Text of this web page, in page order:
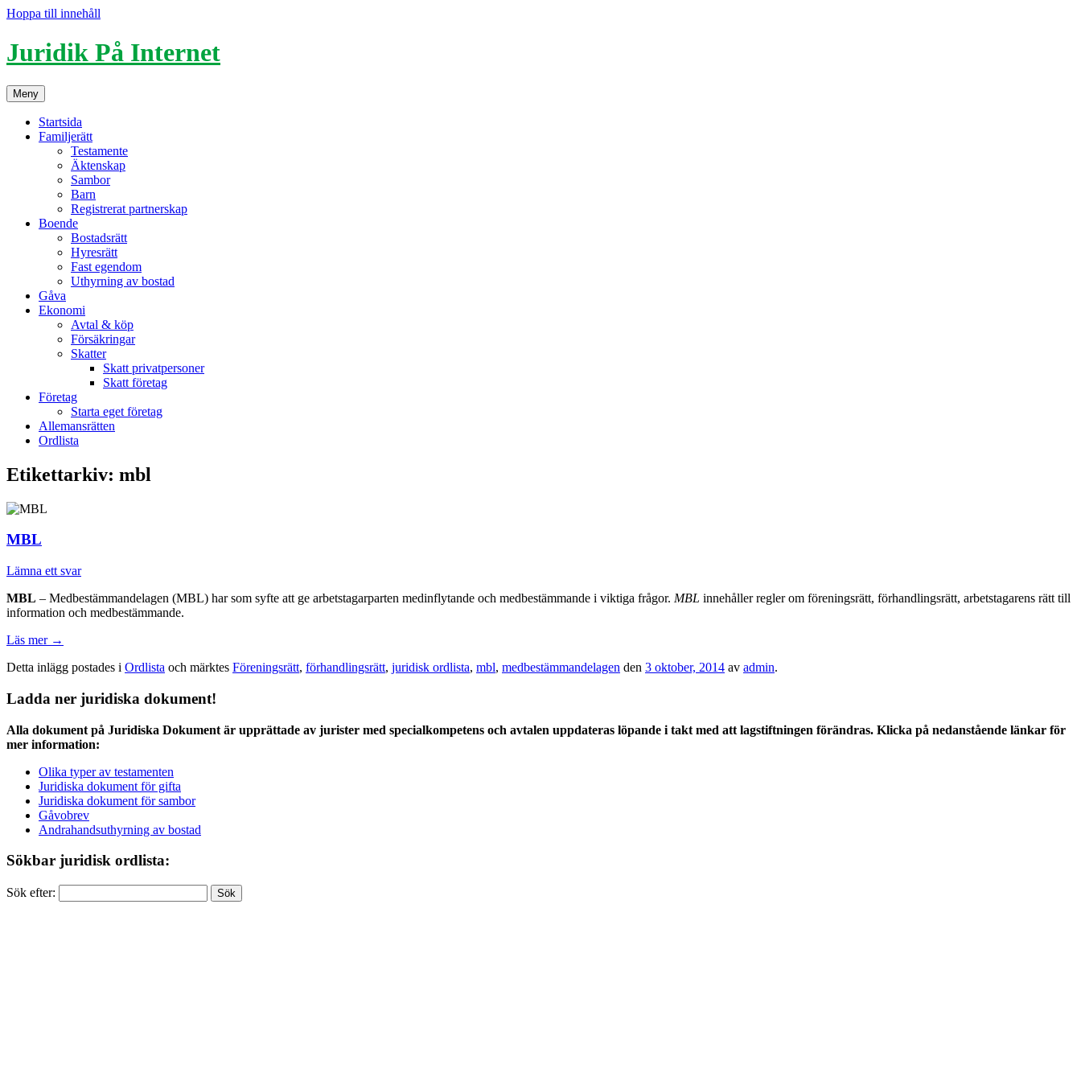
Hoppa till innehåll
Juridik På Internet
Meny
Startsida
Familjerätt
Testamente
Äktenskap
Sambor
Barn
Registrerat partnerskap
Boende
Bostadsrätt
Hyresrätt
Fast egendom
Uthyrning av bostad
Gåva
Ekonomi
Avtal & köp
Försäkringar
Skatter
Skatt privatpersoner
Skatt företag
Företag
Starta eget företag
Allemansrätten
Ordlista
Etikettarkiv: mbl
MBL
Lämna ett svar
MBL – Medbestämmandelagen (MBL) har som syfte att ge arbetstagarparten medinflytande och medbestämmande i viktiga frågor. MBL innehåller regler om föreningsrätt, förhandlingsrätt, arbetstagarens rätt till
information och medbestämmande.
Läs mer →
Detta inlägg postades i Ordlista och märktes Föreningsrätt, förhandlingsrätt, juridisk ordlista, mbl, medbestämmandelagen den 3 oktober, 2014 av admin.
Ladda ner juridiska dokument!
Alla dokument på Juridiska Dokument är upprättade av jurister med specialkompetens och avtalen uppdateras löpande i takt med att lagstiftningen förändras. Klicka på nedanstående länkar för
mer information:
Olika typer av testamenten
Juridiska dokument för gifta
Juridiska dokument för sambor
Gåvobrev
Andrahandsuthyrning av bostad
Sökbar juridisk ordlista:
Sök efter: